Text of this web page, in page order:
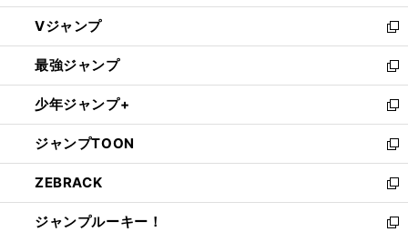
ウ
ィ
ン
ド
ウ
で
開
く
し
い
ウ
ィ
ン
ド
ウ
で
開
く
Vジャンプ
新
し
い
ウ
ィ
ン
ド
ウ
で
開
く
最強ジャンプ
新
し
い
ウ
ィ
ン
ド
ウ
で
少年ジャンプ+
新
し
い
ウ
ィ
ン
ド
ジャンプTOON
新
し
い
ウ
ィ
ZEBRACK
新
し
い
ジャンプルーキー！
新